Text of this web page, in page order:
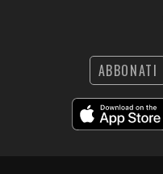
ABBONATI